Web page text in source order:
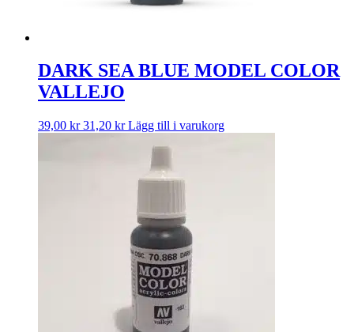
DARK SEA BLUE MODEL COLOR
VALLEJO
39,00 kr 31,20 kr Lägg till i varukorg